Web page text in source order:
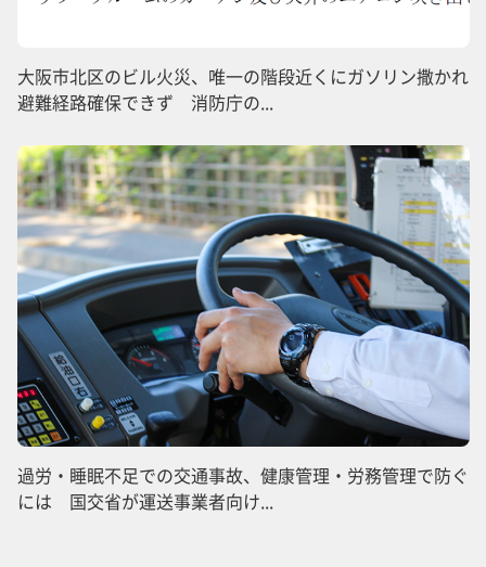
大阪市北区のビル火災、唯一の階段近くにガソリン撒かれ
避難経路確保できず 消防庁の...
過労・睡眠不足での交通事故、健康管理・労務管理で防ぐ
には 国交省が運送事業者向け...